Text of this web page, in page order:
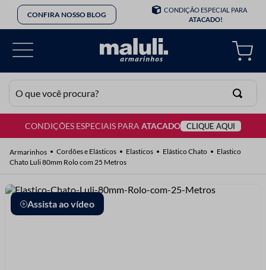
CONFIRA NOSSO BLOG
CONDIÇÃO ESPECIAL PARA
ATACADO!
O que você procura?
CONDIÇÕES ESPECIAIS PARAATACADO CLIQUE AQUI
Cordões e Elásticos Elasticos Elástico Chato
Elastico
Chato Luli 80mm Rolo com 25 Metros
Assista ao vídeo
TERMOS MAIS BUSCADOS
2º
barbante
3º
botão
4º
elastico